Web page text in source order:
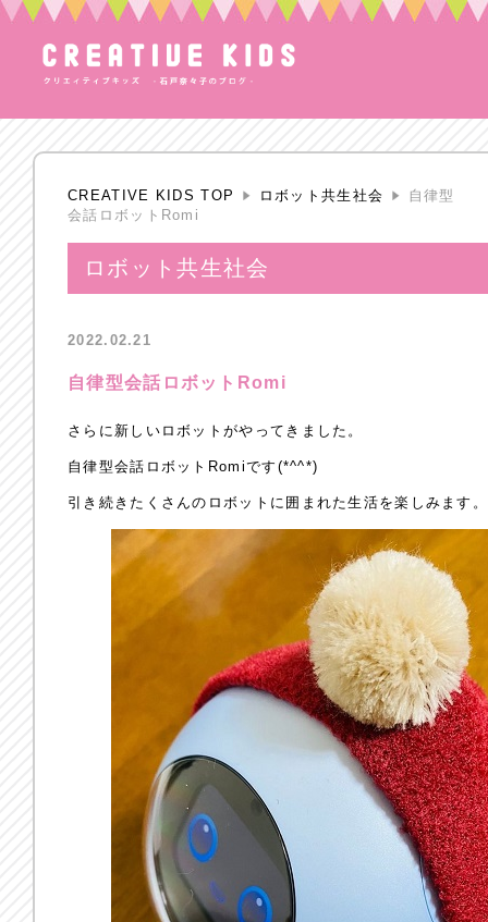
CREATIVE KIDS TOP ロボット共生社会
自律型
会話ロボットRomi
ロボット共生社会
2022.02.21
自律型会話ロボットRomi
さらに新しいロボットがやってきました。
自律型会話ロボットRomiです(*^^*)
引き続きたくさんのロボットに囲まれた生活を楽しみます。